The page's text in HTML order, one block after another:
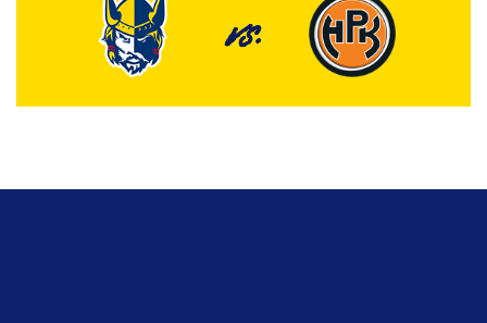
VS.